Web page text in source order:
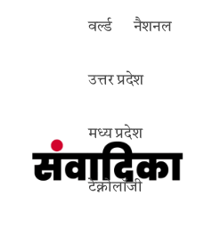
वर्ल्ड नैशनल
उत्तर प्रदेश
मध्य प्रदेश
टेक्नोलॉजी